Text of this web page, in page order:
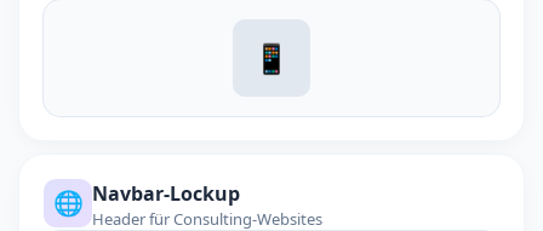
📱
🌐 Navbar-Lockup
Header für Consulting-Websites